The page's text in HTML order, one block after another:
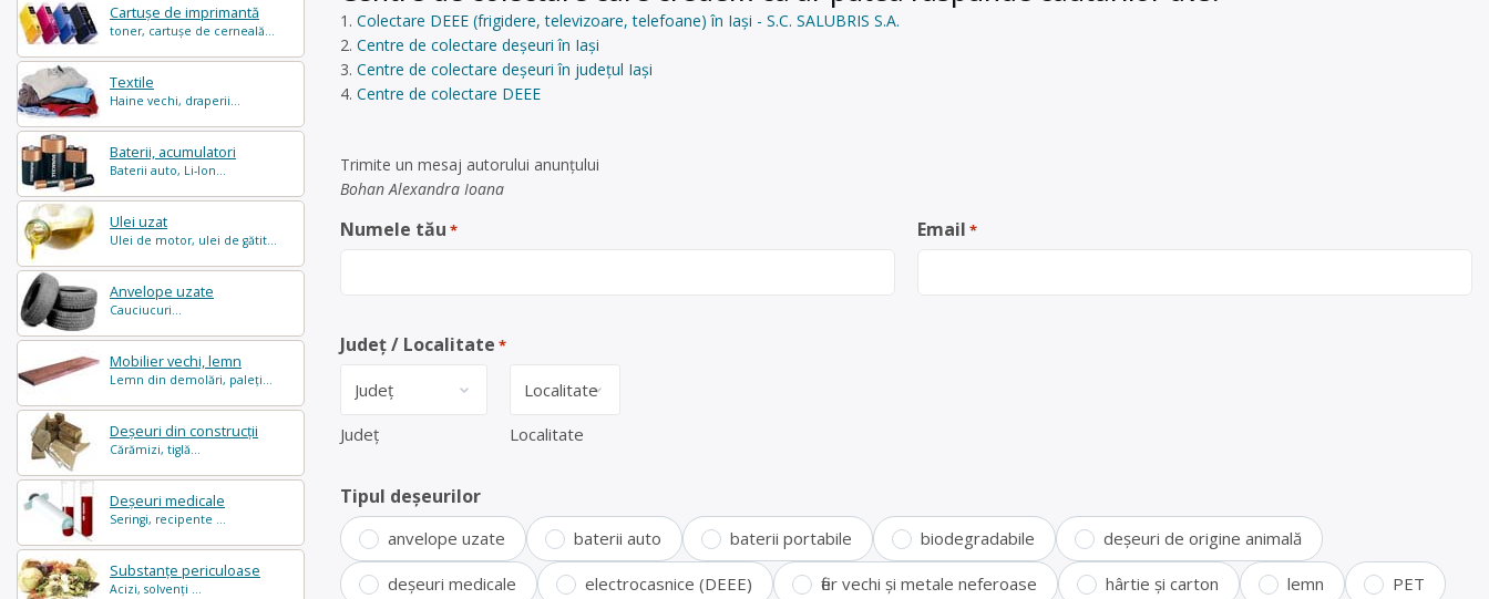
Cartușe de imprimantă
toner, cartușe de cerneală...
Textile
Haine vechi, draperii...
Baterii, acumulatori
Baterii auto, Li-Ion...
Ulei uzat
Ulei de motor, ulei de gătit...
Anvelope uzate
Cauciucuri...
Mobilier vechi, lemn
Lemn din demolări, paleți...
Deșeuri din construcții
Cărămizi, tiglă...
Deșeuri medicale
Seringi, recipente ...
Substanțe periculoase
Acizi, solvenți ...
Colectare DEEE (frigidere, televizoare, telefoane) în Iași - S.C. SALUBRIS S.A.
Centre de colectare deșeuri în Iași
Centre de colectare deșeuri în județul Iași
Centre de colectare DEEE
Trimite un mesaj autorului anunţului
Bohan Alexandra Ioana
Numele tău * Email *
Județ / Localitate *
Județ Localitate
Tipul deșeurilor
anvelope uzate baterii auto baterii portabile biodegradabile deșeuri de origine animală
deșeuri medicale electrocasnice (DEEE) fier vechi și metale neferoase hârtie și carton lemn PET